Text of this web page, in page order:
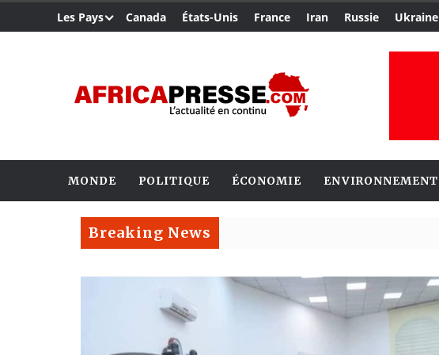
Les Pays Canada États-Unis France Iran Russie Ukraine
MONDE POLITIQUE ÉCONOMIE ENVIRONNEMENT
Breaking News